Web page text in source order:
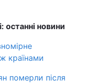
останні новини
країнами
померли після